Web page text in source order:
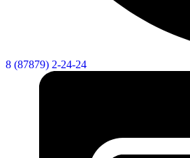
8 (87879) 2-24-24